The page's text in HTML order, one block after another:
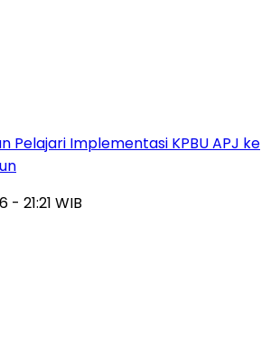
Pelajari Implementasi KPBU APJ ke
- 21:21 WIB